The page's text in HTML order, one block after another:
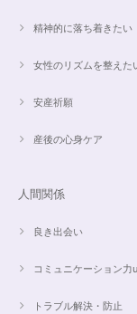
精神的に落ち着きたい
女性のリズムを整えた
安産祈願
産後の心身ケア
人間関係
良き出会い
コミュニケーション力
トラブル解決・防止